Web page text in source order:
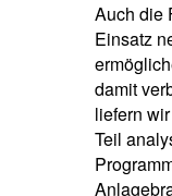
Auch die
Einsatz
damit
liefern
Teil